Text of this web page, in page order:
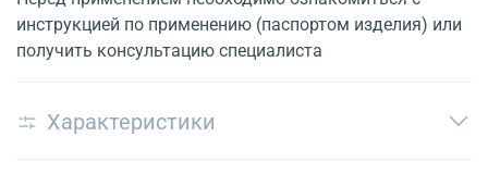
инструкцией по применению (паспортом изделия) или
получить консультацию специалиста
Характеристики